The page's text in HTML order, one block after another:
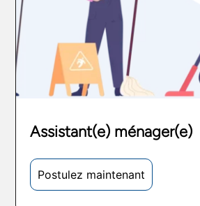
Assistant(e) ménager(e)
Postulez maintenant